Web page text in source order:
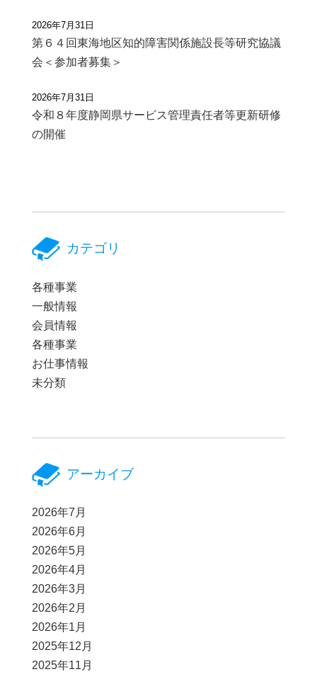
2026年7月31日
第６４回東海地区知的障害関係施設長等研究協議
会＜参加者募集＞
2026年7月31日
令和８年度静岡県サービス管理責任者等更新研修
の開催
カテゴリ
各種事業
一般情報
会員情報
各種事業
お仕事情報
未分類
アーカイブ
2026年7月
2026年6月
2026年5月
2026年4月
2026年3月
2026年2月
2026年1月
2025年12月
2025年11月